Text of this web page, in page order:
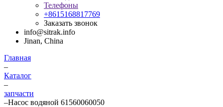
Телефоны
+8615168817769
Заказать звонок
info@sitrak.info
Jinan, China
Главная
–
Каталог
–
запчасти
–Насос водяной 61560060050